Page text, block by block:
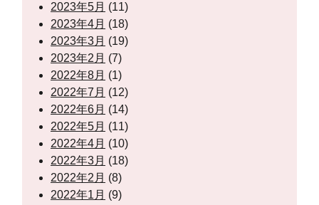
2023年5月 (11)
2023年4月 (18)
2023年3月 (19)
2023年2月 (7)
2022年8月 (1)
2022年7月 (12)
2022年6月 (14)
2022年5月 (11)
2022年4月 (10)
2022年3月 (18)
2022年2月 (8)
2022年1月 (9)